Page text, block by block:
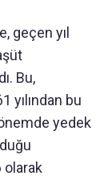
geçen yıl
Bu,
yılından bu
yedek
olarak